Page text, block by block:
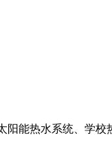
阳能热水系统、学校